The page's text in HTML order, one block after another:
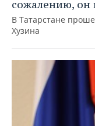
сожалению,
В Татарстане
Хузина